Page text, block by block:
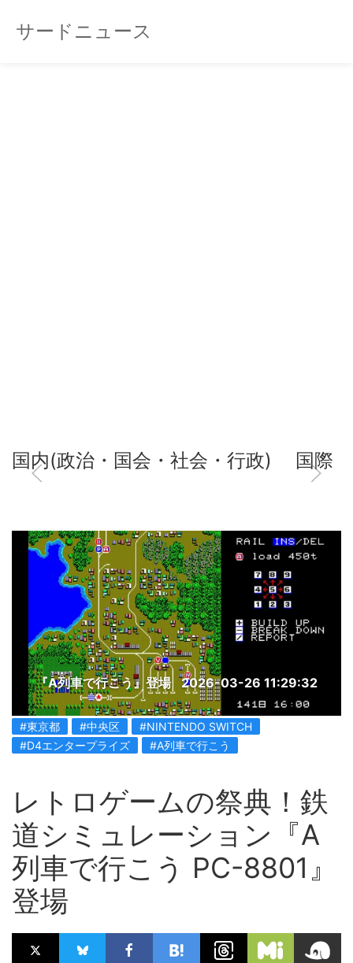
サードニュース
国内(政治・国会・社会・行政) 国際
『A列車で行こう』登場 2026-03-26 11:29:32
#東京都 #中央区
#NINTENDO SWITCH
#D4エンタープライズ
#A列車で行こう
レトロゲームの祭典！鉄
道シミュレーション『A
列車で行こう PC-8801』
登場